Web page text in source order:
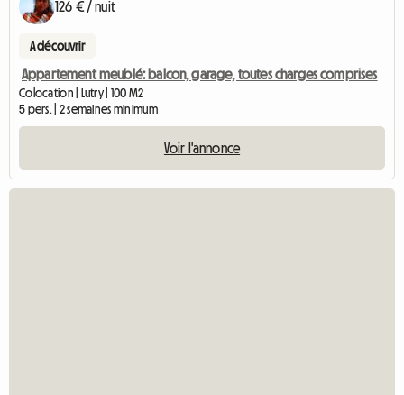
126 € / nuit
A découvrir
Appartement meublé: balcon, garage, toutes charges comprises
Colocation | Lutry | 100 M2
5 pers. | 2 semaines minimum
Voir l'annonce